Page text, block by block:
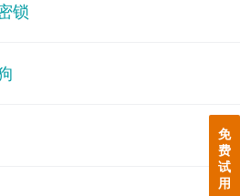
锁
免
费
试
用